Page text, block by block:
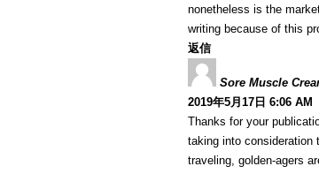
nonetheless is the
writing because of this
返信
Sore Muscle
2019年5月17日 6:06 AM
Thanks for your
taking into consideration
traveling, golden-agers